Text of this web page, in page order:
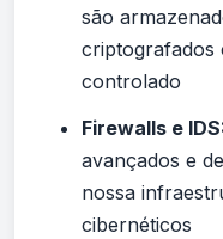
são
criptografados
controlado
Firewalls e
avançados e
nossa
cibernéticos